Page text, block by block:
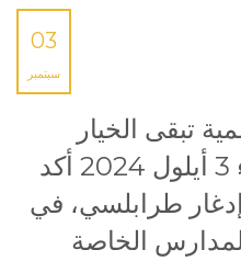
03
سبتمبر
تبقى الخيار
الواقعي والمنطقي الثلاثاء 3 أيلول 2024 أكد
إدغار طرابلسي، في
الخاصة